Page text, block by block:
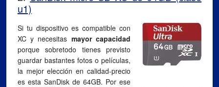
u1)
Si tu dispositivo es compatible con
XC y necesitas mayor capacidad
porque sobretodo tienes previsto
guardar bastantes fotos o películas,
la mejor elección en calidad-precio
es esta SanDisk de 64GB. Por ese